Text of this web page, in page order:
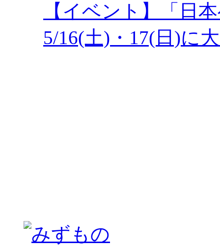
【イベント】「日
5/16(土)・17(日)に